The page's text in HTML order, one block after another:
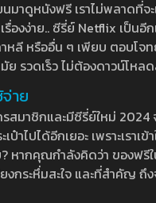
มาดูหนังฟรี เราไม่พลาดที่
รื่องง่าย.. ซีรี่ย์ Netflix เป็น
ลี หรืออื่น ๆ เพียบ ตอบโจท
ย รวดเร็ว ไม่ต้องดาวน์โห
าย
สมาชิกและมีซีรี่ย์ใหม่
เป๋าไปได้อีกเยอะ เพราะเร
หากคุณกำลังคิดว่า ของฟ
งกระหึ่มสะใจ และที่สำคัญ